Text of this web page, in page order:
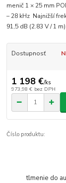
menič 1 × 25 mm
– 28 kHz Najnižší
91,5 dB (2.83 V / 1 m)
Dostupnosť
1 198 €/ks
973,98 € bez DPH
Číslo produktu:
tlmenie do